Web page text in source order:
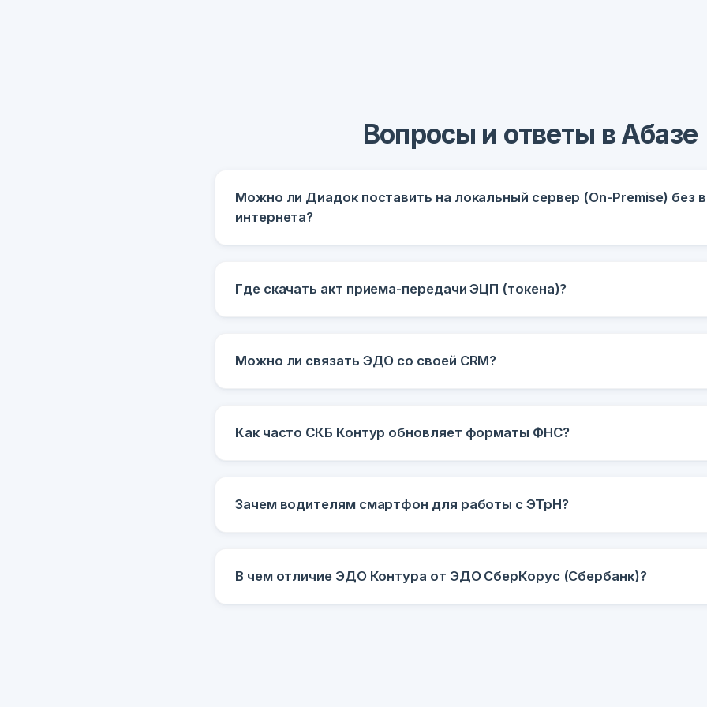
Вопросы и ответы в Абазе
Можно ли Диадок поставить на локальный сервер (On-Premise) без
интернета?
Где скачать акт приема-передачи ЭЦП (токена)?
Можно ли связать ЭДО со своей CRM?
Как часто СКБ Контур обновляет форматы ФНС?
Зачем водителям смартфон для работы с ЭТрН?
В чем отличие ЭДО Контура от ЭДО СберКорус (Сбербанк)?